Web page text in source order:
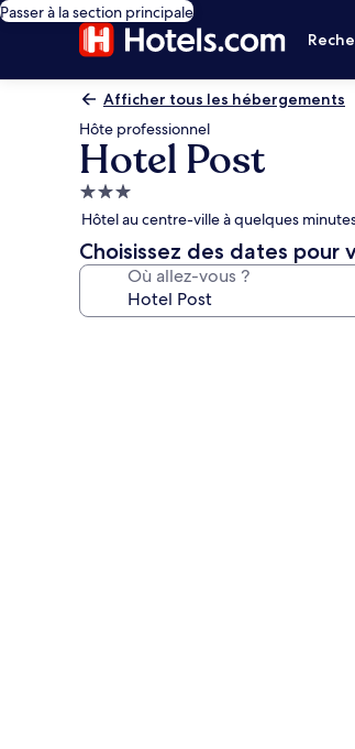
Passer à la section principale
Afficher tous les hébergements
Hôte professionnel
Hotel Post
Hébergement
3.0 étoiles
Hôtel au centre-ville à quelques
Choisissez des dates pour
Où allez-vous ?